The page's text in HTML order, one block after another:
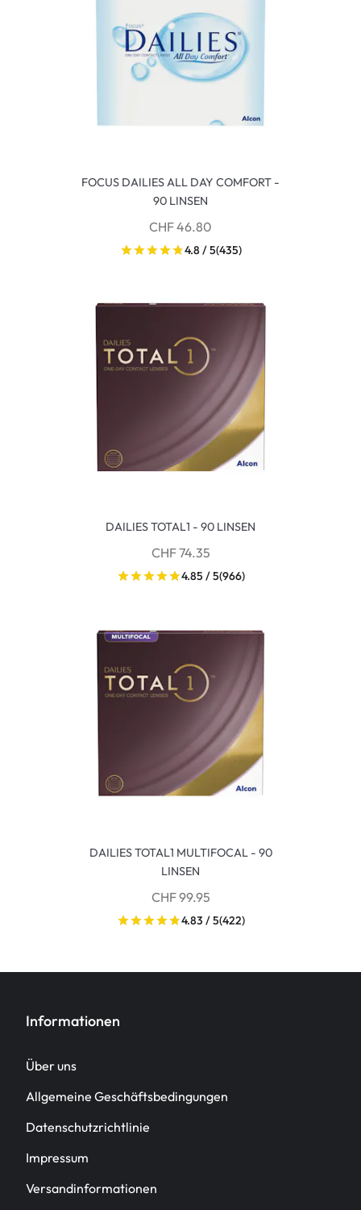
FOCUS DAILIES ALL DAY COMFORT -
90 LINSEN
CHF 46.80
4.8 / 5(435)
DAILIES TOTAL1 - 90 LINSEN
CHF 74.35
4.85 / 5(966)
DAILIES TOTAL1 MULTIFOCAL - 90
LINSEN
CHF 99.95
4.83 / 5(422)
Informationen
Über uns
Allgemeine Geschäftsbedingungen
Datenschutzrichtlinie
Impressum
Versandinformationen